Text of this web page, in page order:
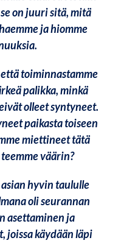
on juuri sitä, mitä
ja hiomme
toiminnastamme
palikka, minkä
olleet syntyneet.
paikasta toiseen
miettineet tätä
väärin?
hyvin taululle
oli seurannan
asettaminen ja
joissa käydään läpi